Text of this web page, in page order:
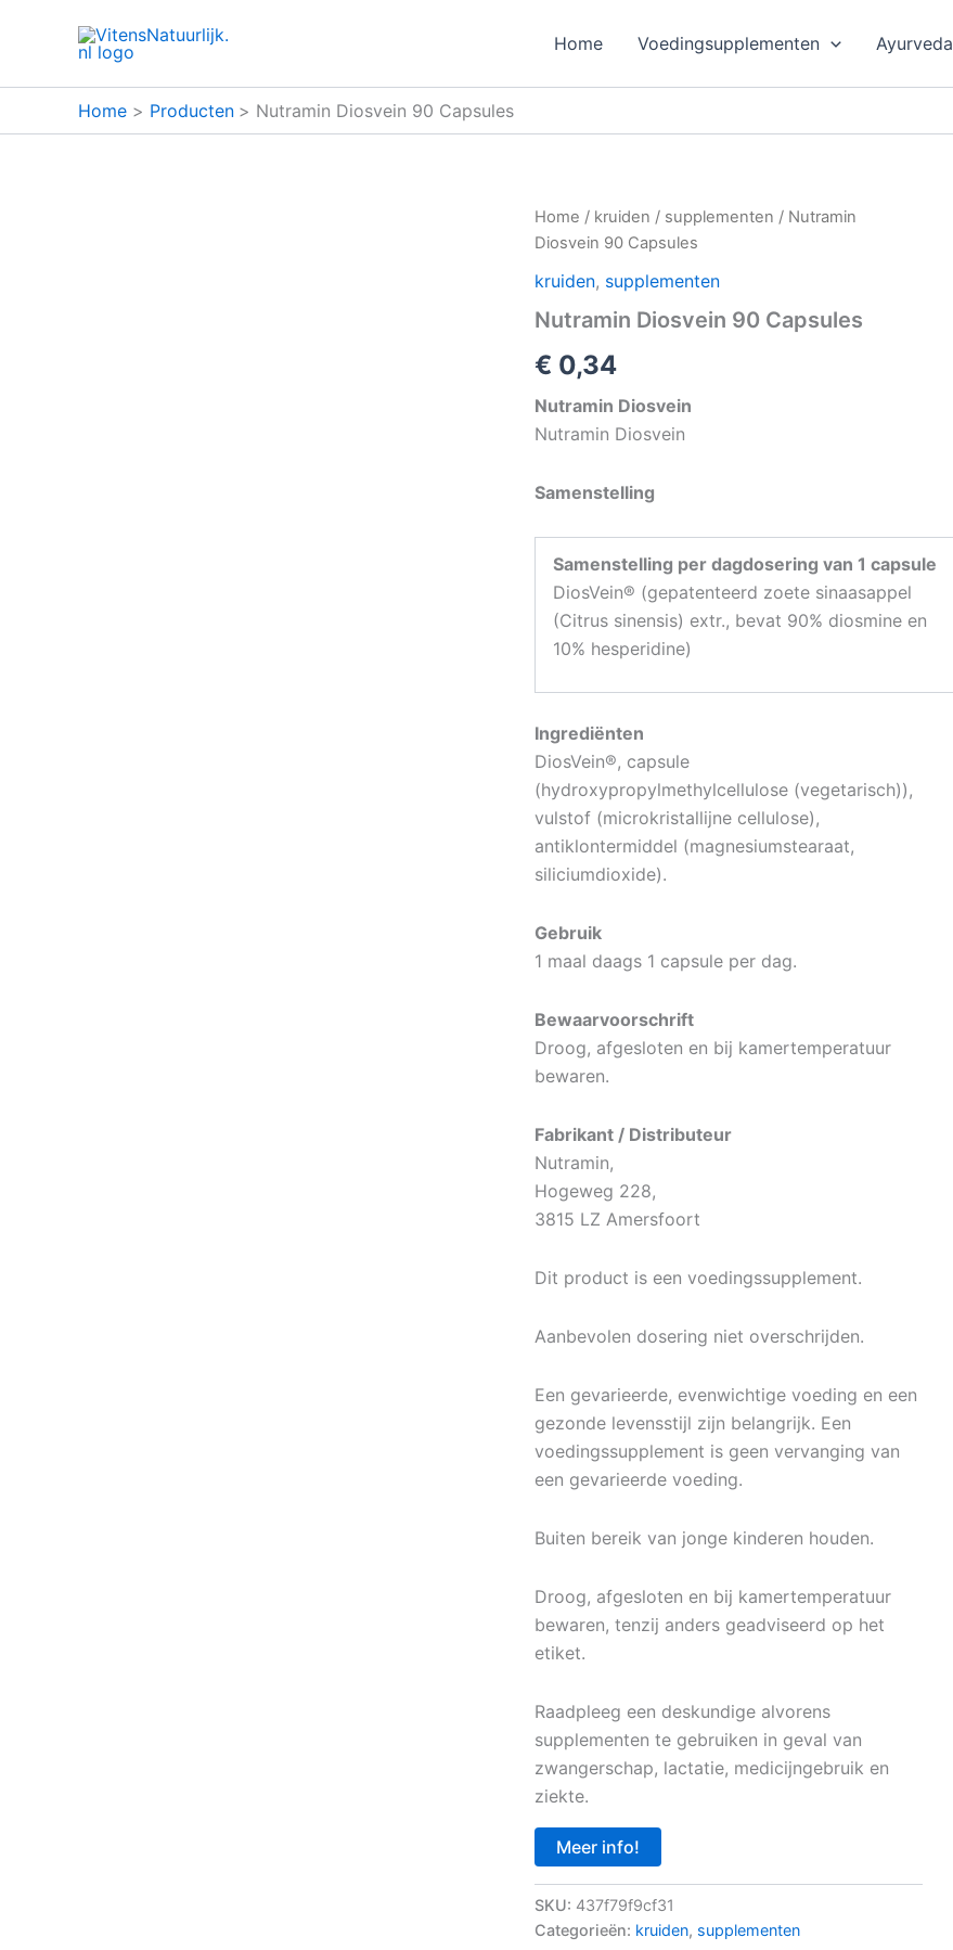
Home Voedingsupplementen Ayurveda
Home Producten Nutramin Diosvein 90 Capsules
Home / kruiden / supplementen / Nutramin
Diosvein 90 Capsules
kruiden, supplementen
Nutramin Diosvein 90 Capsules
€ 0,34
Nutramin Diosvein
Nutramin Diosvein
Samenstelling
Samenstelling per dagdosering van 1 capsule
DiosVein® (gepatenteerd zoete sinaasappel
(Citrus sinensis) extr., bevat 90% diosmine en
10% hesperidine)
Ingrediënten
DiosVein®, capsule
(hydroxypropylmethylcellulose (vegetarisch)),
vulstof (microkristallijne cellulose),
antiklontermiddel (magnesiumstearaat,
siliciumdioxide).
Gebruik
1 maal daags 1 capsule per dag.
Bewaarvoorschrift
Droog, afgesloten en bij kamertemperatuur
bewaren.
Fabrikant / Distributeur
Nutramin,
Hogeweg 228,
3815 LZ Amersfoort
Dit product is een voedingssupplement.
Aanbevolen dosering niet overschrijden.
Een gevarieerde, evenwichtige voeding en een
gezonde levensstijl zijn belangrijk. Een
voedingssupplement is geen vervanging van
een gevarieerde voeding.
Buiten bereik van jonge kinderen houden.
Droog, afgesloten en bij kamertemperatuur
bewaren, tenzij anders geadviseerd op het
etiket.
Raadpleeg een deskundige alvorens
supplementen te gebruiken in geval van
zwangerschap, lactatie, medicijngebruik en
ziekte.
Meer info!
SKU: 437f79f9cf31
Categorieën: kruiden, supplementen